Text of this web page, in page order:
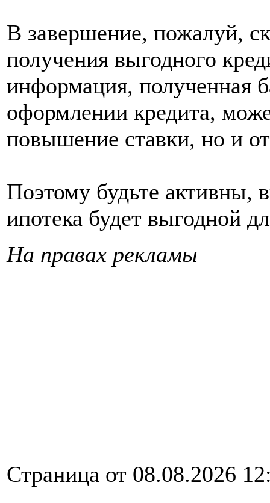
В завершение, пожалуй,
получения выгодного
информация, полученная
оформлении кредита,
повышение ставки, но и
Поэтому будьте активны,
ипотека будет выгодной
На правах рекламы
Страница от 08.08.2026